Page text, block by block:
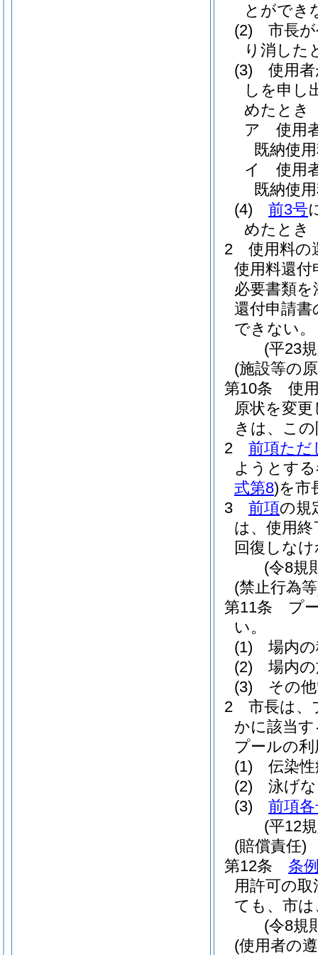
とができ
(2)
市長
り消した
(3)
使用
しを申し
めたとき
ア
使用
既納使
イ
使用
既納使
(4)
前3号
めたとき
2
使用料の
使用料還付
必要書類
還付申請
できない。
(平23
(施設等の
第10条
使
原状を変
きは、こ
2
前項ただ
ようとす
式第8)を市
3
前項の規
は、使用
回復しな
(令8規
(禁止行為
第11条
プ
い。
(1)
場内
(2)
場内
(3)
その
2
市長は、
かに該当
プールの
(1)
伝染
(2)
泳げ
(3)
前項
(平12
(賠償責任)
第12条
条
用許可の
ても、市
(令8規
(使用者の